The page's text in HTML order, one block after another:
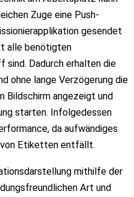
Zuge eine Push-
gesendet
alle benötigten
sind. Dadurch erhalten die
ohne lange Verzögerung die
Bildschirm angezeigt und
starten. Infolgedessen
da aufwändiges
von Etiketten entfällt.
mithilfe der
Art und